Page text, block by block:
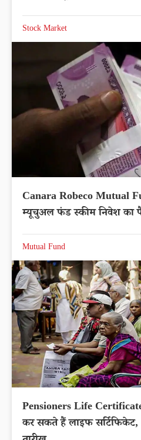
Stock Market
Canara Robeco Mutual
म्यूचुअल फंड स्कीम निवेश का
Mutual Fund
Pensioners Life
कर सकते हैं लाइफ